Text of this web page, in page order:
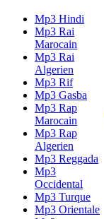
Mp3 Hindi
Mp3 Rai
Marocain
Mp3 Rai
Algerien
Mp3 Rif
Mp3 Gasba
Mp3 Rap
Marocain
Mp3 Rap
Algerien
Mp3 Reggada
Mp3
Occidental
Mp3 Turque
Mp3 Orientale